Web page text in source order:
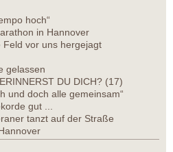
hoch“
in Hannover
Feld vor uns hergejagt
gelassen
DU DICH? (17)
und doch alle gemeinsam“
gut ...
tanzt auf der Straße